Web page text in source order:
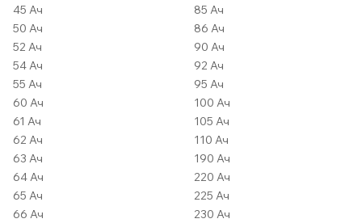
45 Ач
50 Ач
52 Ач
54 Ач
55 Ач
60 Ач
61 Ач
62 Ач
63 Ач
64 Ач
65 Ач
66 Ач
85 Ач
86 Ач
90 Ач
92 Ач
95 Ач
100 Ач
105 Ач
110 Ач
190 Ач
220 Ач
225 Ач
230 Ач